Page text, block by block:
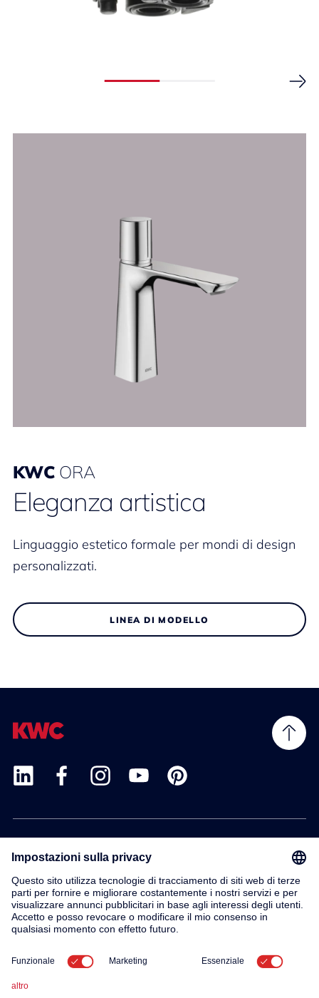
KWC ORA
Eleganza artistica
Linguaggio estetico formale per mondi di design
personalizzati.
LINEA DI MODELLO
Prodotti
Servizio
Contatto